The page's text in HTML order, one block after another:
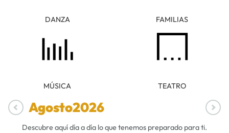
DANZA FAMILIAS
MÚSICA TEATRO
Agosto2026
Descubre aquí día a día lo que tenemos preparado para ti.